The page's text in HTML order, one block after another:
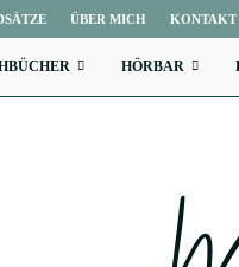
ÜBER MICH KONTAKT
HÖRBAR